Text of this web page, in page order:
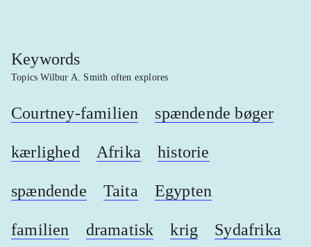
Keywords
Topics Wilbur A. Smith often explores
Courtney-familien spændende bøger
kærlighed Afrika historie
spændende Taita Egypten
familien dramatisk krig Sydafrika